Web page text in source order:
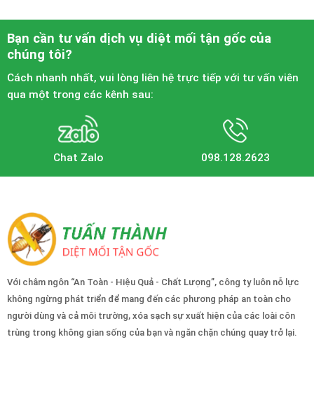
Bạn cần tư vấn dịch vụ diệt mối tận gốc của
chúng tôi?
Cách nhanh nhất, vui lòng liên hệ trực tiếp với tư vấn viên
qua một trong các kênh sau:
Chat Zalo 098.128.2623
Với châm ngôn “An Toàn - Hiệu Quả - Chất Lượng”, công ty luôn nỗ lực
không ngừng phát triển để mang đến các phương pháp an toàn cho
người dùng và cả môi trường, xóa sạch sự xuất hiện của các loài côn
trùng trong không gian sống của bạn và ngăn chặn chúng quay trở lại.